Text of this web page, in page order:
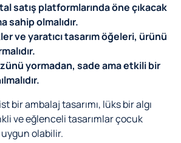
satış platformlarında öne çıkacak
sahip olmalıdır.
ve yaratıcı tasarım öğeleri, ürünü
yormadan, sade ama etkili bir
bir ambalaj tasarımı, lüks bir algı
ve eğlenceli tasarımlar çocuk
olabilir.